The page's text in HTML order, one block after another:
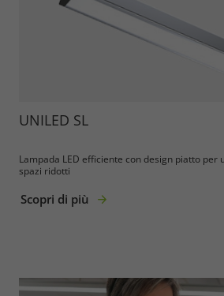
UNILED SL
Lampada LED efficiente con design piatto per
spazi ridotti
Scopri di più
Marketing
Save